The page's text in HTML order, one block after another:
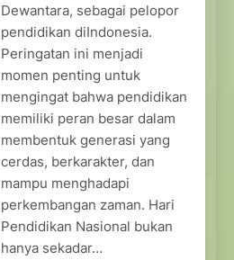
Dewantara, sebagai pelopor
pendidikan diIndonesia.
Peringatan ini menjadi
momen penting untuk
mengingat bahwa pendidikan
memiliki peran besar dalam
membentuk generasi yang
cerdas, berkarakter, dan
mampu menghadapi
perkembangan zaman. Hari
Pendidikan Nasional bukan
hanya sekadar…